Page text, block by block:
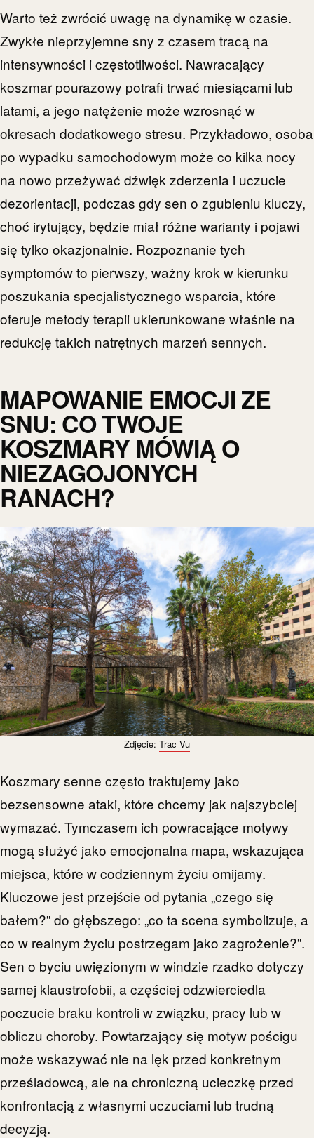
Warto też zwrócić uwagę na dynamikę w czasie.
Zwykłe nieprzyjemne sny z czasem tracą na
intensywności i częstotliwości. Nawracający
koszmar pourazowy potrafi trwać miesiącami lub
latami, a jego natężenie może wzrosnąć w
okresach dodatkowego stresu. Przykładowo, osoba
po wypadku samochodowym może co kilka nocy
na nowo przeżywać dźwięk zderzenia i uczucie
dezorientacji, podczas gdy sen o zgubieniu kluczy,
choć irytujący, będzie miał różne warianty i pojawi
się tylko okazjonalnie. Rozpoznanie tych
symptomów to pierwszy, ważny krok w kierunku
poszukania specjalistycznego wsparcia, które
oferuje metody terapii ukierunkowane właśnie na
redukcję takich natrętnych marzeń sennych.
MAPOWANIE EMOCJI ZE
SNU: CO TWOJE
KOSZMARY MÓWIĄ O
NIEZAGOJONYCH
RANACH?
Zdjęcie: Trac Vu
Koszmary senne często traktujemy jako
bezsensowne ataki, które chcemy jak najszybciej
wymazać. Tymczasem ich powracające motywy
mogą służyć jako emocjonalna mapa, wskazująca
miejsca, które w codziennym życiu omijamy.
Kluczowe jest przejście od pytania „czego się
bałem?” do głębszego: „co ta scena symbolizuje, a
co w realnym życiu postrzegam jako zagrożenie?”.
Sen o byciu uwięzionym w windzie rzadko dotyczy
samej klaustrofobii, a częściej odzwierciedla
poczucie braku kontroli w związku, pracy lub w
obliczu choroby. Powtarzający się motyw pościgu
może wskazywać nie na lęk przed konkretnym
prześladowcą, ale na chroniczną ucieczkę przed
konfrontacją z własnymi uczuciami lub trudną
decyzją.